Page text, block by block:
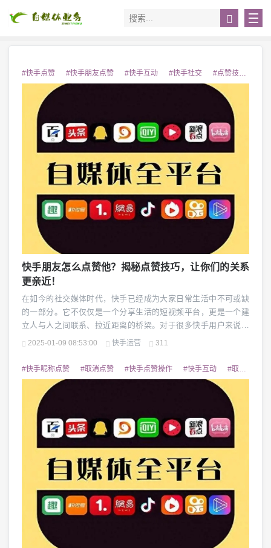
#快手点赞 #快手朋友点赞 #快手互动 #快手社交 #点赞技巧
快手朋友怎么点赞他？揭秘点赞技巧，让你们的关系
更亲近！
在如今的社交媒体时代，快手已经成为大家日常生活中不可或缺
的一部分。它不仅仅是一个分享生活的短视频平台，更是一个建
立人与人之间联系、拉近距离的桥梁。对于很多快手用户来说，
给朋友点赞是表达关心、鼓励以及支持的一种方式。但是，很多
他，才能既让对方感受到你的真心，又不显得过于刻意呢？今
天，我们就一起来揭秘这些点赞的小技巧，让你们的关系更加...
2025-01-09 08:53:00 快手运营 311
#快手昵称点赞 #取消点赞 #快手点赞操作 #快手互动 #取消快手昵称点赞